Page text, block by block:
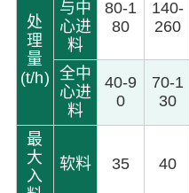
处
理
量
(t/h)
与中
心进
料
80-1
80
140-
260
全中
心进
料
40-9
0
70-1
30
最
大
入
软料 35 40